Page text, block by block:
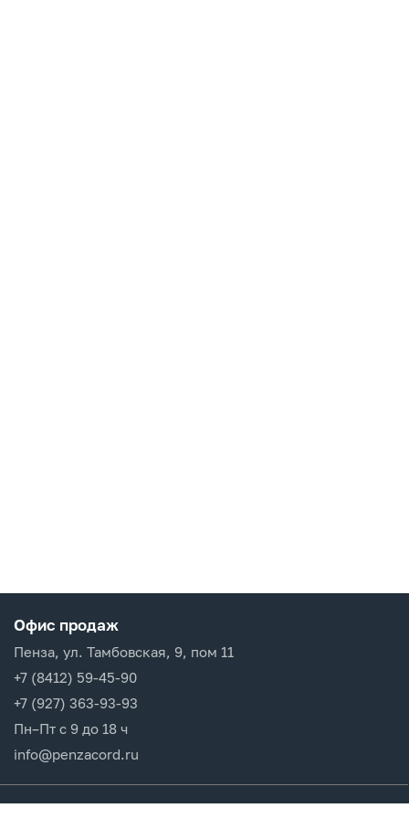
Офис продаж
Пенза, ул. Тамбовская, 9, пом 11
+7 (8412) 59-45-90
+7 (927) 363-93-93
Пн–Пт с 9 до 18 ч
info@penzacord.ru
Производители